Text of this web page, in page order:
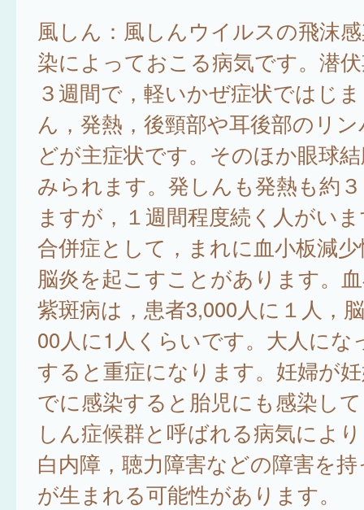
風しん：風しんウイルスの飛沫
染によっておこる病気です。潜
３週間で，軽いかぜ症状ではじ
ん，発熱，後頸部や耳後部のリ
どが主症状です。そのほか眼球
みられます。発しんも発熱も約
ますが，１週間程度続く人がい
合併症として，まれに血小板減
脳炎を起こすことがあります。
紫斑病は，患者3,000人に１人，
00人に1人くらいです。大人にな
すると重症になります。妊婦が
でに感染すると胎児にも感染し
しん症候群と呼ばれる病気によ
白内障，聴力障害などの障害を
が生まれる可能性があります。